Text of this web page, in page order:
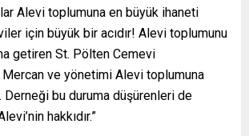
Alevi toplumuna en büyük ihaneti
için büyük bir acıdır! Alevi toplumunu
getiren St. Pölten Cemevi
Mercan ve yönetimi Alevi toplumuna
bu duruma düşürenleri de
hakkıdır.”